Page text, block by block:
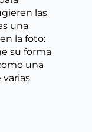
las
una
la foto:
su forma
una
varias